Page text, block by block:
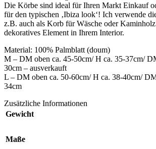
Die Körbe sind ideal für Ihren Markt Einkauf
für den typischen ‚Ibiza look‘! Ich verwende
z.B. auch als Korb für Wäsche oder
dekoratives Element in Ihrem Interior.
Material: 100% Palmblatt (doum)
M – DM oben ca. 45-50cm/ H ca. 35-37cm/
30cm – ausverkauft
L – DM oben ca. 50-60cm/ H ca. 38-40cm/
34cm
Zusätzliche Informationen
Gewicht
Maße